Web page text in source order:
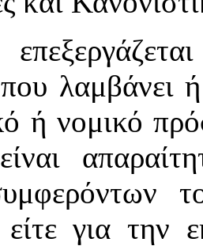
λαμβάνει
ή νομικό
για την